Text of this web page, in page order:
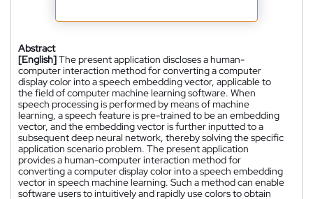
Abstract
[English]The present application discloses a human-
computer interaction method for converting a computer
display color into a speech embedding vector, applicable to
the field of computer machine learning software. When
speech processing is performed by means of machine
learning, a speech feature is pre-trained to be an embedding
vector, and the embedding vector is further inputted to a
subsequent deep neural network, thereby solving the specific
application scenario problem. The present application
provides a human-computer interaction method for
converting a computer display color into a speech embedding
vector in speech machine learning. Such a method can enable
software users to intuitively and rapidly use colors to obtain